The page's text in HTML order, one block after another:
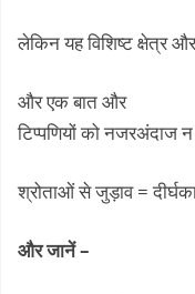
लेकिन यह विशिष्ट क्षेत्र
और एक बात और
टिप्पणियों को नजरअंदाज
श्रोताओं से जुड़ाव =
और जानें –